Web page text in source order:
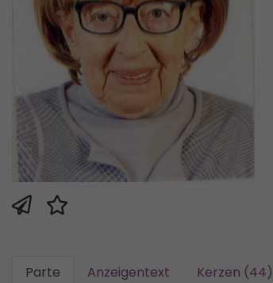
Parte Anzeigentext Kerzen (44)